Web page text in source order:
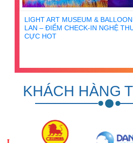
LIGHT ART MUSEUM &
LAN – ĐIỂM CHECK-IN NGHỆ
CỰC HOT
KHÁCH HÀNG